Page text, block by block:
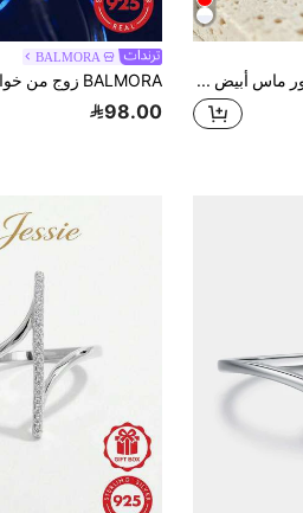
1قطعة خاتم عبور ماس أبيض بيضاوي 2قيراط 6سنون فاخر، فضة إسترليني، هدية للنساء - زفاف، خطوبة، ذكرى، عيد ميلاد
BALMORA
98.00